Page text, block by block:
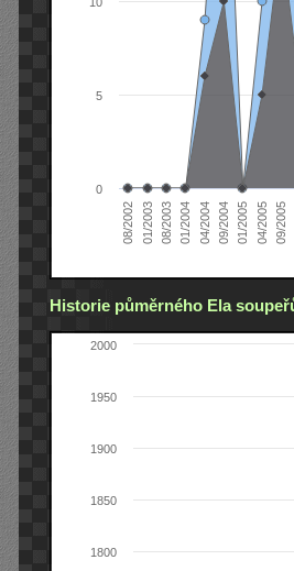
08/2002 01/2003 08/2003 01/2004 04/2004 09/2004 01/2005 04/2005 09/2005
0
5
Historie půměrného Ela
1800
1850
1900
1950
2000